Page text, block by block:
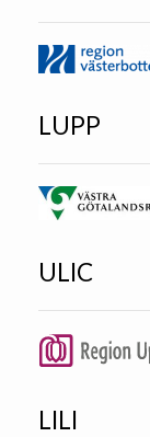
LUPP
ULIC
LILI